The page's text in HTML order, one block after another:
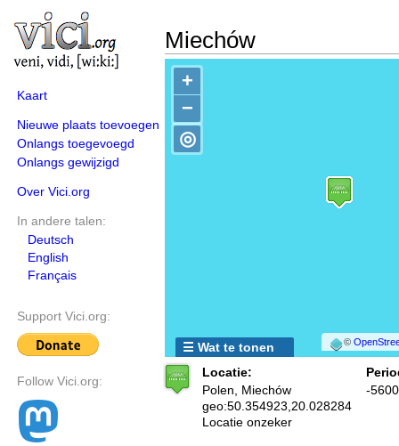
Kaart
Nieuwe plaats toevoegen
Onlangs toegevoegd
Onlangs gewijzigd
Over Vici.org
In andere talen:
Deutsch
English
Français
Support Vici.org:
Follow Vici.org:
Miechów
+
−
©
◎
☰ Wat te tonen
Locatie:
Polen, Miechów
geo:50.354923,20.028284
Locatie onzeker
-